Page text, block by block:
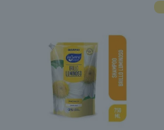
Cremas Corporales
Surtido
Característica Sustentable
Fundación